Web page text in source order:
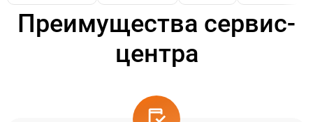
Преимущества сервис-
центра